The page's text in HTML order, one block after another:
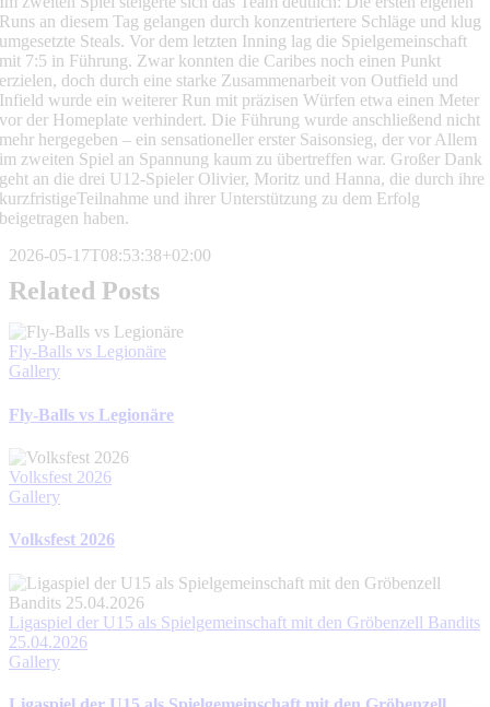
Runs an diesem Tag gelangen durch konzentriertere Schläge und klug
umgesetzte Steals. Vor dem letzten Inning lag die Spielgemeinschaft
mit 7:5 in Führung. Zwar konnten die Caribes noch einen Punkt
erzielen, doch durch eine starke Zusammenarbeit von Outfield und
Infield wurde ein weiterer Run mit präzisen Würfen etwa einen Meter
vor der Homeplate verhindert. Die Führung wurde anschließend nicht
mehr hergegeben – ein sensationeller erster Saisonsieg, der vor Allem
im zweiten Spiel an Spannung kaum zu übertreffen war. Großer Dank
geht an die drei U12-Spieler Olivier, Moritz und Hanna, die durch ihre
kurzfristigeTeilnahme und ihrer Unterstützung zu dem Erfolg
beigetragen haben.
2026-05-17T08:53:38+02:00
Related Posts
Fly-Balls vs Legionäre
Gallery
Fly-Balls vs Legionäre
Volksfest 2026
Gallery
Volksfest 2026
Ligaspiel der U15 als Spielgemeinschaft mit den Gröbenzell Bandits
25.04.2026
Gallery